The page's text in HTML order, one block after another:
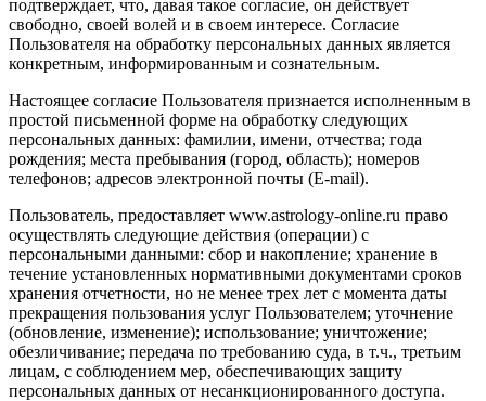
подтверждает, что, давая такое согласие, он действует
свободно, своей волей и в своем интересе. Согласие
Пользователя на обработку персональных данных является
конкретным, информированным и сознательным.
Настоящее согласие Пользователя признается исполненным в
простой письменной форме на обработку следующих
персональных данных: фамилии, имени, отчества; года
рождения; места пребывания (город, область); номеров
телефонов; адресов электронной почты (E-mail).
Пользователь, предоставляет www.astrology-online.ru право
осуществлять следующие действия (операции) с
персональными данными: сбор и накопление; хранение в
течение установленных нормативными документами сроков
хранения отчетности, но не менее трех лет с момента даты
прекращения пользования услуг Пользователем; уточнение
(обновление, изменение); использование; уничтожение;
обезличивание; передача по требованию суда, в т.ч., третьим
лицам, с соблюдением мер, обеспечивающих защиту
персональных данных от несанкционированного доступа.